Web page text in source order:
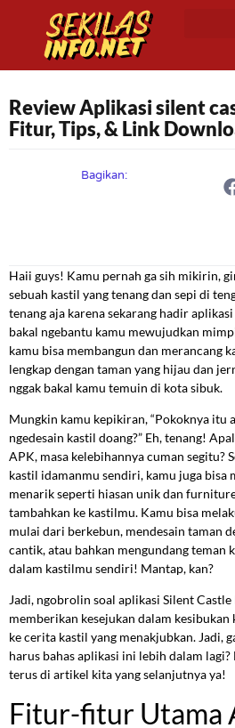
Review Aplikasi silent
Fitur, Tips, & Link
Bagikan:
Haii guys! Kamu pernah ga sih mikirin,
sebuah kastil yang tenang dan sepi di
tenang aja karena sekarang hadir
bakal ngebantu kamu mewujudkan
kamu bisa membangun dan merancang
lengkap dengan taman yang hijau dan
nggak bakal kamu temuin di kota sibuk.
Mungkin kamu kepikiran, “Pokoknya itu
ngedesain kastil doang?” Eh, tenang!
APK, masa kelebihannya cuman segitu?
kastil idamanmu sendiri, kamu juga bisa
menarik seperti hiasan unik dan
tambahkan ke kastilmu. Kamu bisa
mulai dari berkebun, mendesain taman
cantik, atau bahkan mengundang teman
dalam kastilmu sendiri! Mantap, kan?
Jadi, ngobrolin soal aplikasi Silent
memberikan kesejukan dalam
ke cerita kastil yang menakjubkan. Jadi,
harus bahas aplikasi ini lebih dalam
terus di artikel kita yang selanjutnya ya!
Fitur-fitur Utama